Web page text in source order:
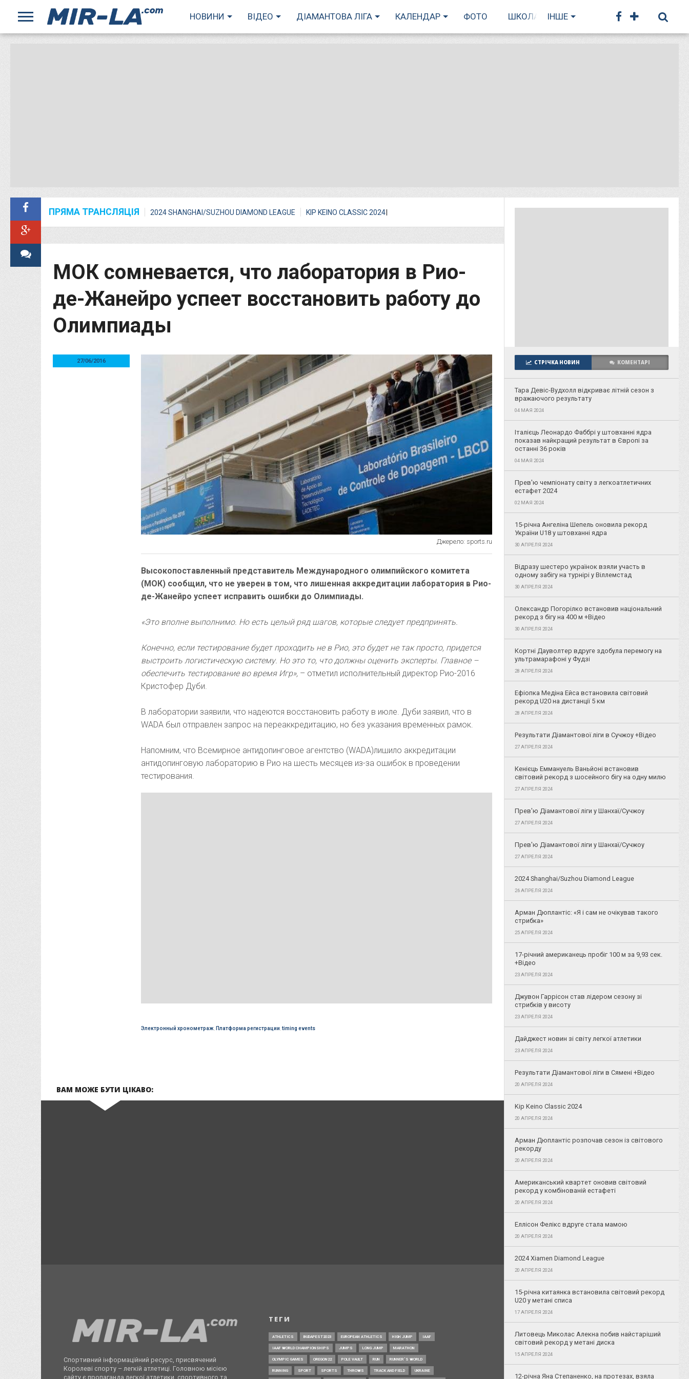
НОВИНИ ВІДЕО ДІАМАНТОВА ЛІГА КАЛЕНДАР ФОТО ШКОЛА БІГУ
ІНШЕ
ПРЯМА ТРАНСЛЯЦІЯ 2024 SHANGHAI/SUZHOU DIAMOND LEAGUE I
KIP KEINO CLASSIC 2024
МОК сомневается, что лаборатория в Рио-
де-Жанейро успеет восстановить работу до
Олимпиады
Джерело: sports.ru
Высокопоставленный представитель Международного олимпийского комитета
(МОК) сообщил, что не уверен в том, что лишенная аккредитации лаборатория в Рио-
де-Жанейро успеет исправить ошибки до Олимпиады.
«Это вполне выполнимо. Но есть целый ряд шагов, которые следует предпринять.
Конечно, если тестирование будет проходить не в Рио, это будет не так просто, придется
выстроить логистическую систему. Но это то, что должны оценить эксперты. Главное –
обеспечить тестирование во время Игр», – отметил исполнительный директор Рио-2016
Кристофер Дуби.
В лаборатории заявили, что надеются восстановить работу в июле. Дуби заявил, что в
WADA был отправлен запрос на переаккредитацию, но без указания временных рамок.
Напомним, что Всемирное антидопинговое агентство (WADA)лишило аккредитации
антидопинговую лабораторию в Рио на шесть месяцев из-за ошибок в проведении
тестирования.
Электронный хронометраж Платформа регистрации ,timing events
27/06/2016
ВАМ МОЖЕ БУТИ ЦІКАВО:
СТРІЧКА НОВИН КОМЕНТАРІ
Тара Девіс-Вудхолл відкриває літній сезон з
вражаючого результату
04 МАЯ 2024
Італієць Леонардо Фаббрі у штовханні ядра
показав найкращий результат в Європі за
останні 36 років
04 МАЯ 2024
Прев'ю чемпіонату світу з легкоатлетичних
естафет 2024
02 МАЯ 2024
15-річна Ангеліна Шепель оновила рекорд
України U18 у штовханні ядра
30 АПРЕЛЯ 2024
Відразу шестеро українок взяли участь в
одному забігу на турнірі у Віллемстад
30 АПРЕЛЯ 2024
Олександр Погорілко встановив національний
рекорд з бігу на 400 м +Відео
30 АПРЕЛЯ 2024
Кортні Дауволтер вдруге здобула перемогу на
ультрамарафоні у Фудзі
28 АПРЕЛЯ 2024
Ефіопка Медіна Ейса встановила світовий
рекорд U20 на дистанції 5 км
28 АПРЕЛЯ 2024
Результати Діамантової ліги в Сучжоу +Відео
27 АПРЕЛЯ 2024
Кенієць Еммануель Ваньйоні встановив
світовий рекорд з шосейного бігу на одну милю
27 АПРЕЛЯ 2024
Прев'ю Діамантової ліги у Шанхаї/Сучжоу
27 АПРЕЛЯ 2024
Прев'ю Діамантової ліги у Шанхаї/Сучжоу
27 АПРЕЛЯ 2024
2024 Shanghai/Suzhou Diamond League
26 АПРЕЛЯ 2024
Арман Дюплантіс: «Я і сам не очікував такого
стрибка»
25 АПРЕЛЯ 2024
17-річний американець пробіг 100 м за 9,93 сек.
+Відео
23 АПРЕЛЯ 2024
Джувон Гаррісон став лідером сезону зі
стрибків у висоту
23 АПРЕЛЯ 2024
Дайджест новин зі світу легкої атлетики
23 АПРЕЛЯ 2024
Результати Діамантової ліги в Сямені +Відео
20 АПРЕЛЯ 2024
Kip Keino Classic 2024
20 АПРЕЛЯ 2024
Арман Дюплантіс розпочав сезон із світового
рекорду
20 АПРЕЛЯ 2024
Американський квартет оновив світовий
рекорд у комбінованій естафеті
20 АПРЕЛЯ 2024
Еллісон Фелікс вдруге стала мамою
20 АПРЕЛЯ 2024
2024 Xiamen Diamond League
20 АПРЕЛЯ 2024
15-річна китаянка встановила світовий рекорд
U20 у метані списа
17 АПРЕЛЯ 2024
Литовець Миколас Алекна побив найстаріший
світовий рекорд у метані диска
15 АПРЕЛЯ 2024
12-річна Яна Степаненко, на протезах, взяла
Спортивний інформаційний ресурс, присвячений
Королеві спорту – легкій атлетиці. Головною місією
сайту є пропаганда легкої атлетики, спортивного та
ТЕГИ
ATHLETICS BUDAPEST2023 EUROPEAN ATHLETICS HIGH JUMP IAAF
IAAF WORLD CHAMPIONSHIPS JUMPS LONG JUMP MARATHON
OLYMPIC GAMES OREGON22 POLE VAULT RUN RUNNER’S WORLD
RUNNING SPORT SPORTS THROWS TRACK AND FIELD UKRAINE